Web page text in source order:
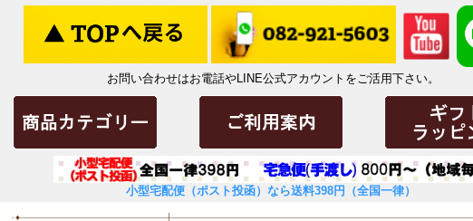
お問い合わせはお電話やLINE公式アカウントをご活用下さい。
小型宅配便（ポスト投函）なら送料398円（全国一律）